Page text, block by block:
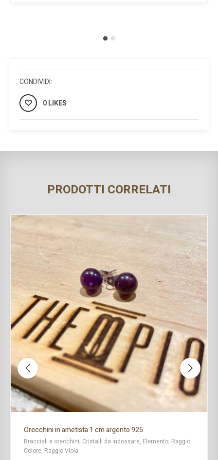
CONDIVIDI:
0 LIKES
PRODOTTI CORRELATI
Orecchini in ametista 1 cm argento 925
Bracciali e orecchini, Cristalli da indossare, Elemento, Raggio
Colore, Raggio Viola